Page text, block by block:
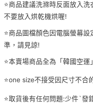
⭐️商品建議洗滌時反面放入
不要放入烘乾機烘喔!
⭐️商品圖檔顏色因電腦螢幕
準，請見諒!
⭐️本賣場商品全為「韓國空運
⭐️one size不接受因尺寸不合
⭐️取貨後有任何問題:少件`發